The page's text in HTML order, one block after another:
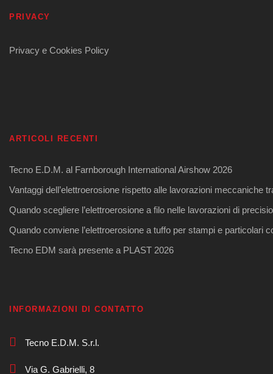
PRIVACY
Privacy e Cookies Policy
ARTICOLI RECENTI
Tecno E.D.M. al Farnborough International Airshow 2026
Vantaggi dell’elettroerosione rispetto alle lavorazioni meccaniche
Quando scegliere l’elettroerosione a filo nelle lavorazioni di
Quando conviene l’elettroerosione a tuffo per stampi e particolari
Tecno EDM sarà presente a PLAST 2026
INFORMAZIONI DI CONTATTO
Tecno E.D.M. S.r.l.
Via G. Gabrielli, 8